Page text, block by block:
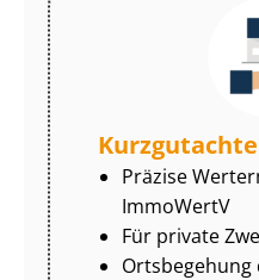
Präzise
ImmoWertV
Für private